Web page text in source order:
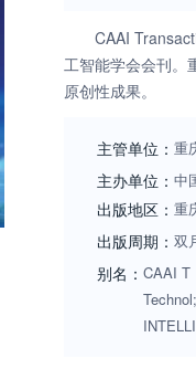
CAAI
工智能学会会刊。
原创性成果。
主管单位： 重
主办单位： 中
出版地区： 重
出版周期： 双
别名： CAAI T